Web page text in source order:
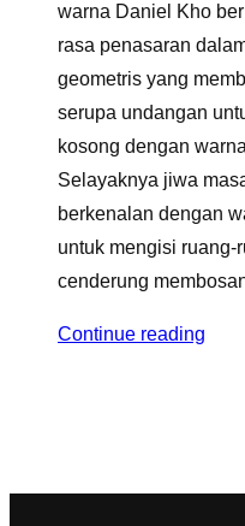
warna Daniel Kho
rasa penasaran
geometris yang
serupa undangan
kosong dengan
Selayaknya jiwa
berkenalan dengan
untuk mengisi ruang-
cenderung
Continue reading